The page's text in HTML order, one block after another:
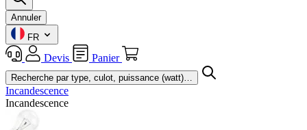
Annuler
FR
Devis Panier
Incandescence
Incandescence